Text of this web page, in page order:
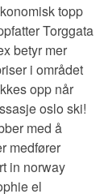
topp
Torggata
betyr mer
i området
opp når
oslo ski!
med å
medfører
in norway
el